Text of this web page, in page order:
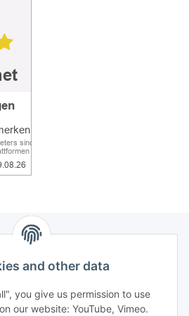
and other data
you give us permission to use
our website: YouTube, Vimeo.